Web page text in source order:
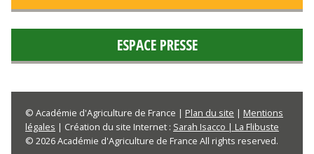
ESPACE PRESSE
© Académie d'Agriculture de France | Plan du site | Mentions
légales | Création du site Internet : Sarah Isacco | La Flibuste
© 2026 Académie d'Agriculture de France All rights reserved.